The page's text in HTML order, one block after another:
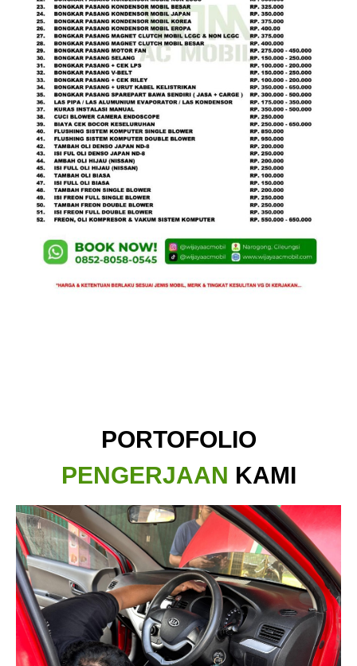
PORTOFOLIO
PENGERJAAN KAMI